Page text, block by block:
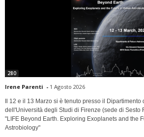
280
Irene Parenti - 1 Agosto 2026
Il 12 e il 13 Marzo si è tenuto presso il
dell'Università degli Studi di Firenze (sede di Sesto
"LIFE Beyond Earth. Exploring Exoplanets and the
Astrobiology"